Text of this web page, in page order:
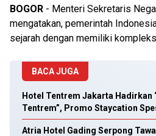
BOGOR - Menteri Sekretaris
mengatakan, pemerintah
sejarah dengan memiliki
BACA JUGA
Hotel Tentrem Jakarta Hadirkan
Tentrem”, Promo Staycation
Atria Hotel Gading Serpong